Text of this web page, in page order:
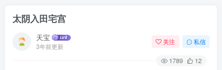
太阴入田宅宫
天宝
3年前更新
关注 私信
1789 12